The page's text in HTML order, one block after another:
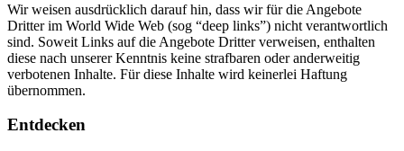
Wir weisen ausdrücklich darauf hin, dass wir für die Angebote
Dritter im World Wide Web (sog “deep links”) nicht verantwortlich
sind. Soweit Links auf die Angebote Dritter verweisen, enthalten
diese nach unserer Kenntnis keine strafbaren oder anderweitig
verbotenen Inhalte. Für diese Inhalte wird keinerlei Haftung
übernommen.
Entdecken